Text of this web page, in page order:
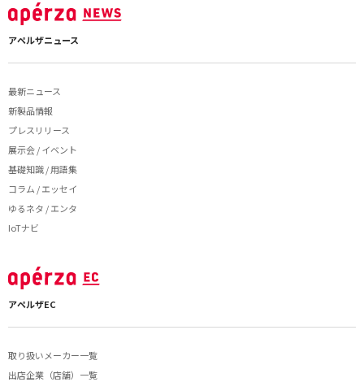
アペルザニュース
最新ニュース
新製品情報
プレスリリース
展示会 / イベント
基礎知識 / 用語集
コラム / エッセイ
ゆるネタ / エンタ
IoTナビ
アペルザEC
取り扱いメーカー一覧
出店企業（店舗）一覧